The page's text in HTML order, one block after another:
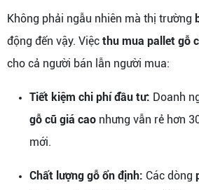
Không phải ngẫu nhiên mà thị trường
động đến vậy. Việc thu mua pallet gỗ
cho cả người bán lẫn người mua:
Tiết kiệm chi phí đầu tư: Doanh
gỗ cũ giá cao nhưng vẫn rẻ hơn
mới.
Chất lượng gỗ ổn định: Các dòng